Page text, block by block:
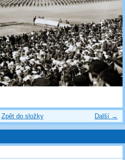
Další →
Zpět do složky